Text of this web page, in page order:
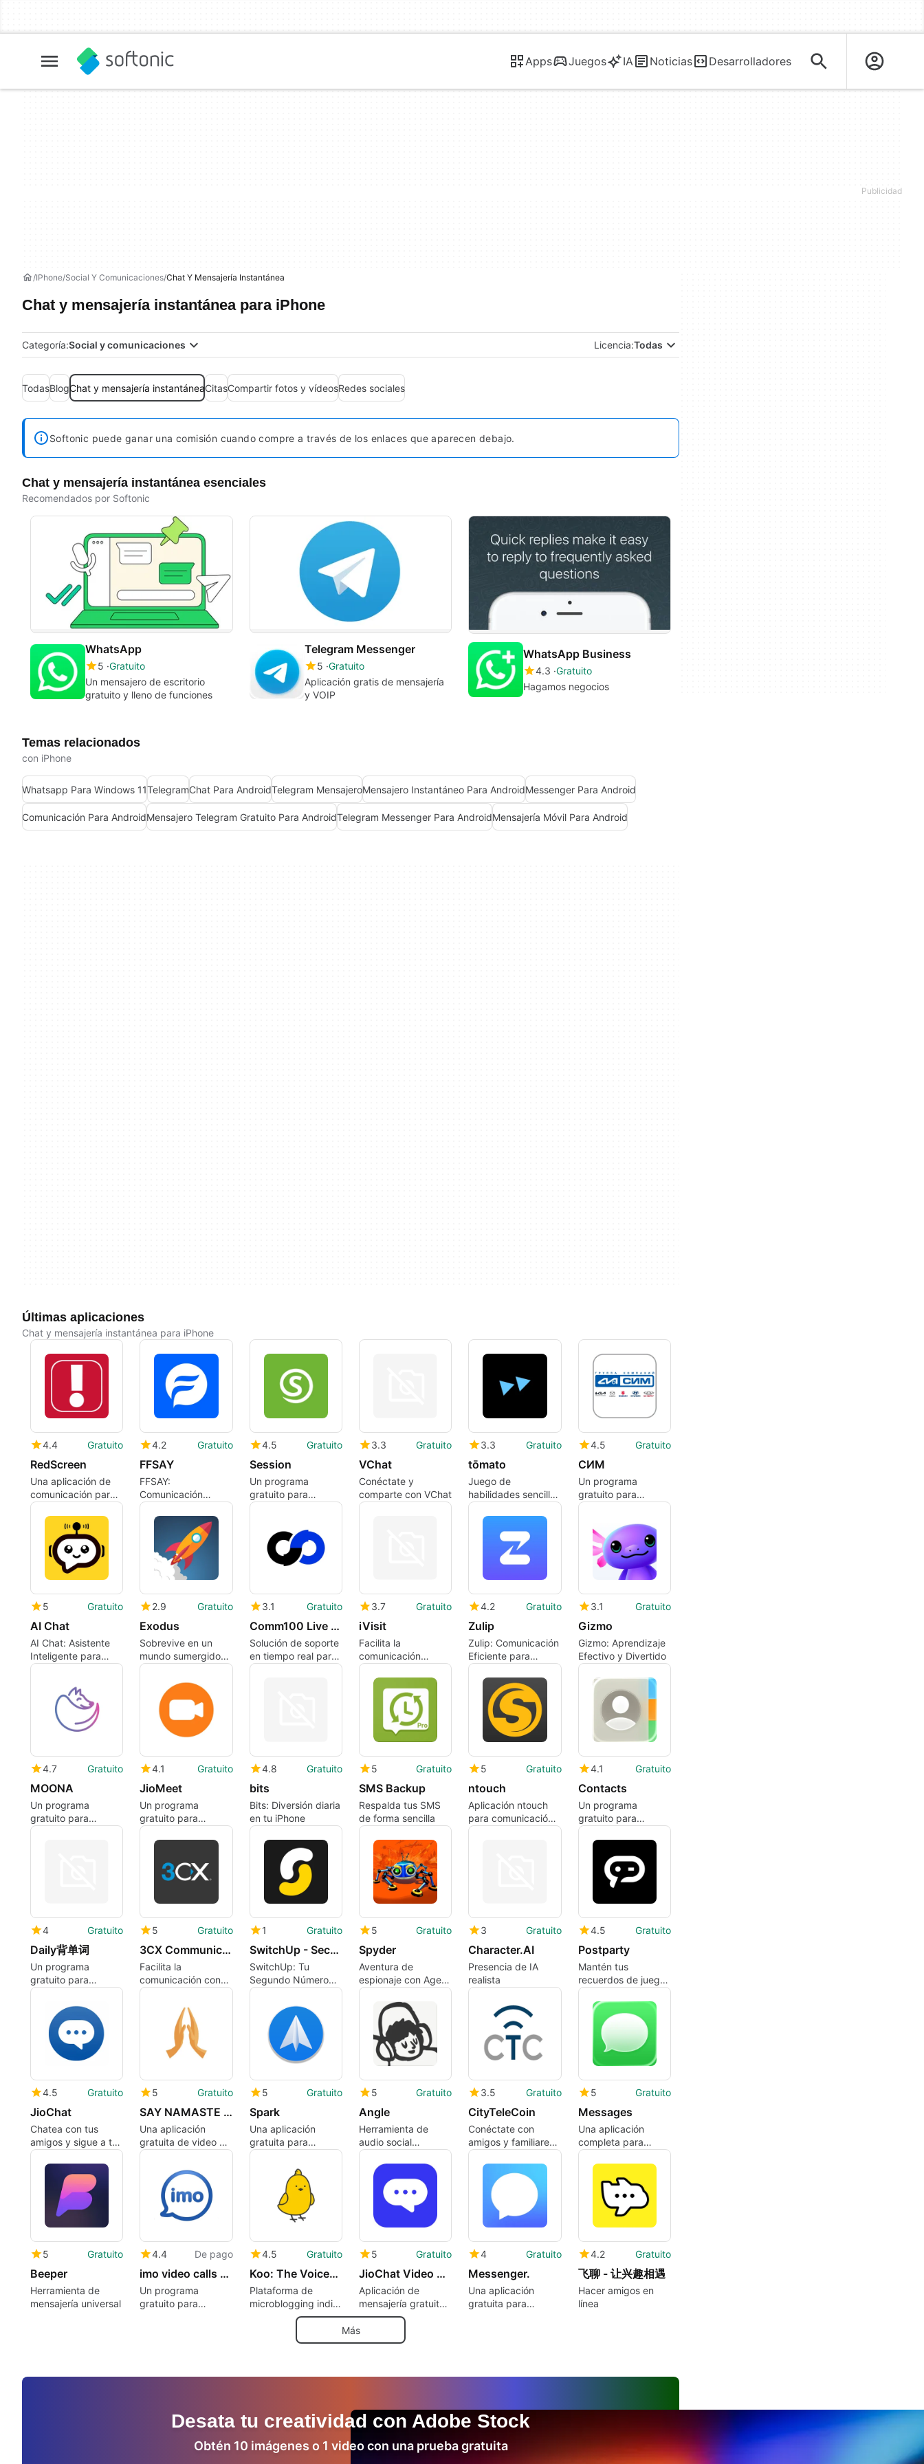
Apps Juegos IA Noticias Desarrolladores
IPhone Social Y Comunicaciones Chat Y Mensajería Instantánea
Chat y mensajería instantánea para iPhone
Categoría:Social y comunicaciones Licencia:Todas
TodasBlogChat y mensajería instantáneaCitasCompartir fotos y vídeosRedes sociales
Softonic puede ganar una comisión cuando compre a través de los enlaces que aparecen debajo.
Chat y mensajería instantánea esenciales
Recomendados por Softonic
WhatsApp
5 Gratuito
Un mensajero de escritorio
gratuito y lleno de funciones
Telegram Messenger
5 Gratuito
Aplicación gratis de mensajería
y VOIP
WhatsApp Business
4.3 Gratuito
Hagamos negocios
Temas relacionados
con iPhone
Whatsapp Para Windows 11TelegramChat Para AndroidTelegram MensajeroMensajero Instantáneo Para AndroidMessenger Para Android
Comunicación Para AndroidMensajero Telegram Gratuito Para AndroidTelegram Messenger Para AndroidMensajería Móvil Para Android
Últimas aplicaciones
Chat y mensajería instantánea para iPhone
4.4 Gratuito
RedScreen
Una aplicación de
comunicación para
viajeros en tiempo
real
4.2 Gratuito
FFSAY
FFSAY:
Comunicación
Segura y Privada
4.5 Gratuito
Session
Un programa
gratuito para
iPhone, de Somacos
3.3 Gratuito
VChat
Conéctate y
comparte con VChat
3.3 Gratuito
tōmato
Juego de
habilidades sencillo
y adictivo
4.5 Gratuito
СИМ
Un programa
gratuito para
iPhone, de SIM
5 Gratuito
AI Chat
AI Chat: Asistente
Inteligente para
Escribir
2.9 Gratuito
Exodus
Sobrevive en un
mundo sumergido
con Exodus
3.1 Gratuito
Comm100 Live Chat
Solución de soporte
en tiempo real para
empresas
3.7 Gratuito
iVisit
Facilita la
comunicación
médica con iVisit
4.2 Gratuito
Zulip
Zulip: Comunicación
Eficiente para
Equipos
3.1 Gratuito
Gizmo
Gizmo: Aprendizaje
Efectivo y Divertido
4.7 Gratuito
MOONA
Un programa
gratuito para
iPhone, de MOONA.
4.1 Gratuito
JioMeet
Un programa
gratuito para
iPhone, de JIO
PLATFORMS
4.8 Gratuito
bits
Bits: Diversión diaria
en tu iPhone
5 Gratuito
SMS Backup
Respalda tus SMS
de forma sencilla
5 Gratuito
ntouch
Aplicación ntouch
para comunicación
efectiva
4.1 Gratuito
Contacts
Un programa
gratuito para
iPhone, de Apple
Inc..
4 Gratuito
Daily背单词
Un programa
gratuito para
iPhone, por YIXIN
5 Gratuito
3CX Communications System
Facilita la
comunicación con
3CX
1 Gratuito
SwitchUp - Second Phone Number
SwitchUp: Tu
Segundo Número
de Teléfono
5 Gratuito
Spyder
Aventura de
espionaje con Agent
8
3 Gratuito
Character.AI
Presencia de IA
realista
4.5 Gratuito
Postparty
Mantén tus
recuerdos de juego
cerca.
4.5 Gratuito
JioChat
Chatea con tus
amigos y sigue a tus
marcas favoritas.
5 Gratuito
SAY NAMASTE Video Conferencing
Una aplicación
gratuita de video y
chat.
5 Gratuito
Spark
Una aplicación
gratuita para
iPhone, por Spark
5 Gratuito
Angle
Herramienta de
audio social
impulsada por IA en
3.5 Gratuito
CityTeleCoin
Conéctate con
amigos y familiares
encarcelados.
5 Gratuito
Messages
Una aplicación
completa para
iPhone, de Apple
Inc.
5 Gratuito
Beeper
Herramienta de
mensajería universal
4.4 De pago
imo video calls and chat HD
Un programa
gratuito para
4.5 Gratuito
Koo: The Voices of India
Plataforma de
microblogging india
5 Gratuito
JioChat Video Messenger
Aplicación de
mensajería gratuita
para usuarios indios
4 Gratuito
Messenger.
Una aplicación
gratuita para
4.2 Gratuito
飞聊 - 让兴趣相遇
Hacer amigos en
línea
Más
Desata tu creatividad con Adobe Stock
Obtén 10 imágenes o 1 video con una prueba gratuita